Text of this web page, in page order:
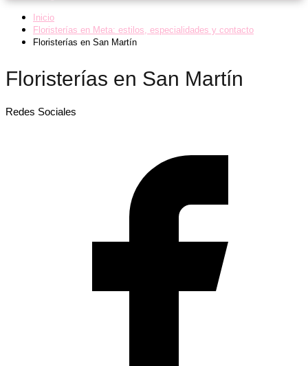
Inicio
Floristerías en Meta: estilos, especialidades y contacto
Floristerías en San Martín
Floristerías en San Martín
Redes Sociales